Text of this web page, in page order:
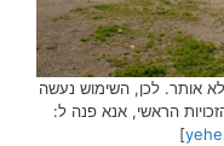
אותר. לכן, השימוש נעשה
]